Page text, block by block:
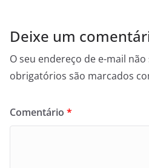
Deixe um
O seu endereço de e-mail
obrigatórios são marcados
Comentário *